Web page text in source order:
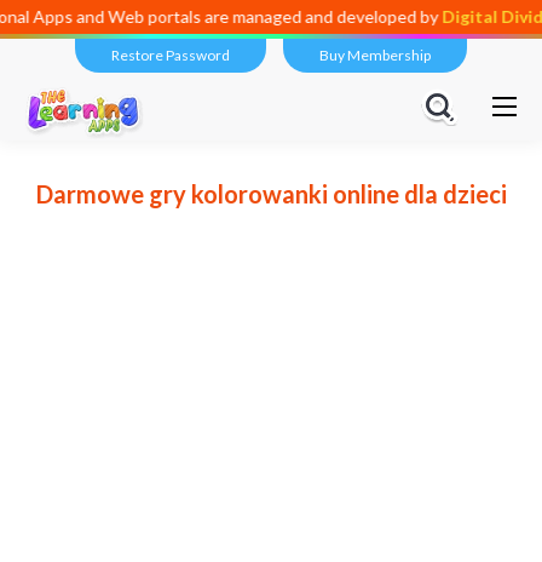
Apps and Web portals are managed and developed byDigital
Restore Password Buy Membership
Darmowe gry kolorowanki online dla dzieci